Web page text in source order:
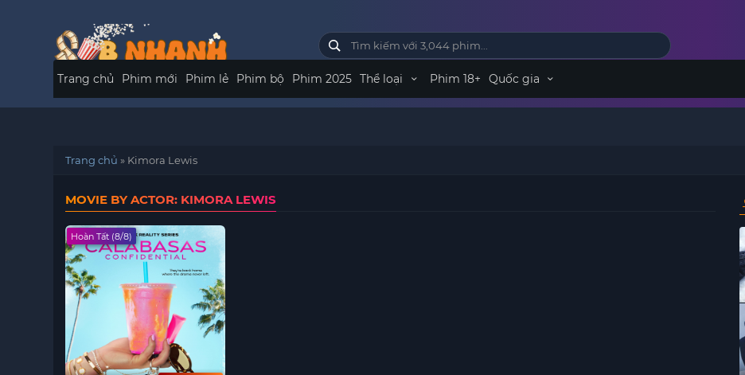
Trang chủ Phim mới Phim lẻ Phim bộ Phim 2025 Thể loại Phim 18+ Quốc gia
Trang chủ » Kimora Lewis
MOVIE BY ACTOR: KIMORA LEWIS
Hoàn Tất (8/8)